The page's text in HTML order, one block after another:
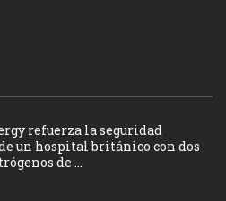
refuerza la seguridad
un hospital británico con dos
de ...